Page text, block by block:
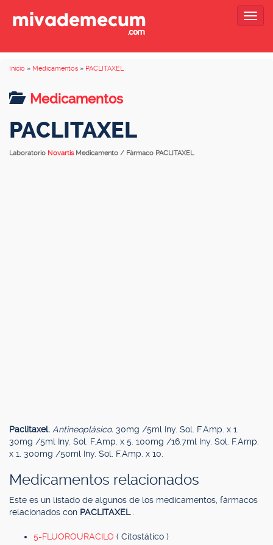
Inicio » Medicamentos » PACLITAXEL
Medicamentos
PACLITAXEL
Laboratorio Novartis Medicamento / Fármaco PACLITAXEL
Paclitaxel. Antineoplásico. 30mg /5ml Iny. Sol. F.Amp. x 1.
30mg /5ml Iny. Sol. F.Amp. x 5. 100mg /16.7ml Iny. Sol. F.Amp.
x 1. 300mg /50ml Iny. Sol. F.Amp. x 10.
Medicamentos relacionados
Este es un listado de algunos de los medicamentos, fármacos
relacionados con PACLITAXEL
5-FLUOROURACILO ( Citostático )